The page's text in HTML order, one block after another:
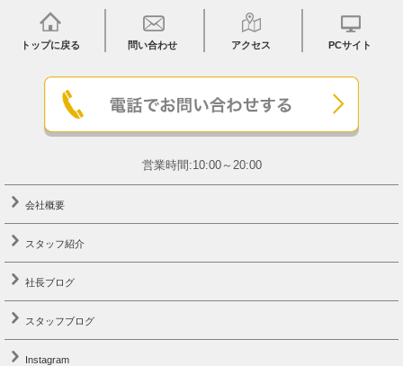
トップに戻る 問い合わせ アクセス PCサイト
営業時間:10:00～20:00
会社概要
スタッフ紹介
社長ブログ
スタッフブログ
Instagram